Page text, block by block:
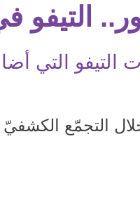
التيفو
التي
التجمّع الكشفيّ